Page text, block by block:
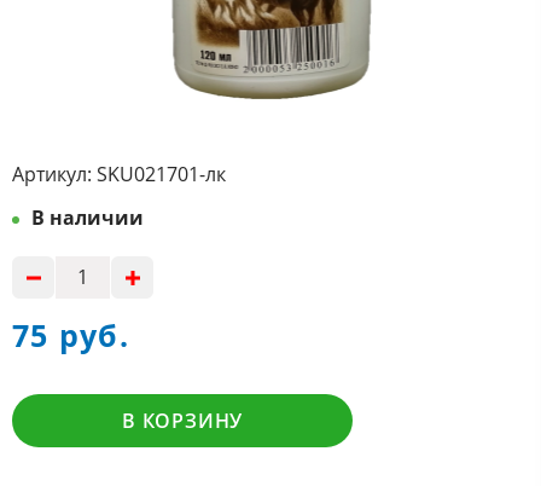
Артикул: SKU021701-лк
В наличии
75 руб.
В КОРЗИНУ